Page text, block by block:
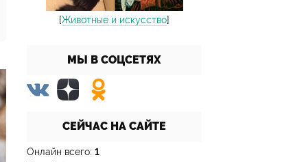
[Животные и искусство]
МЫ В СОЦСЕТЯХ
СЕЙЧАС НА САЙТЕ
Онлайн всего: 1